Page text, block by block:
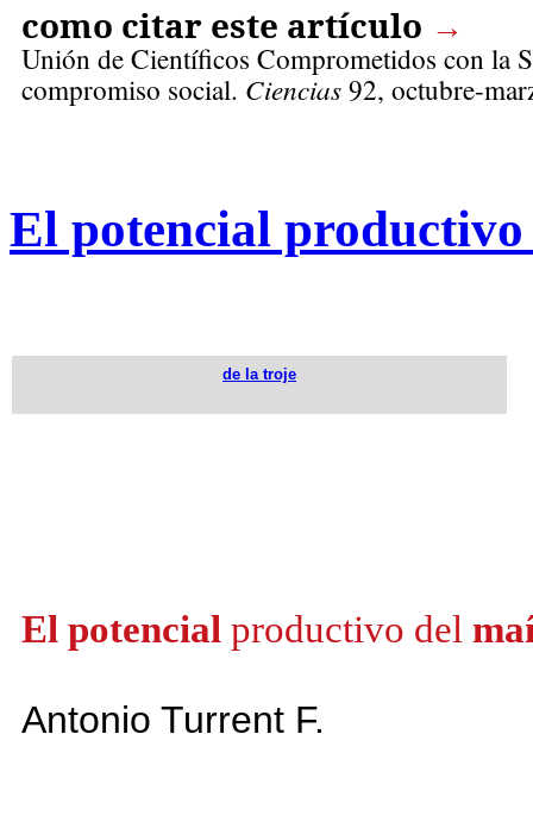
como citar este artículo →
Unión de Científicos Comprometidos con la
compromiso social. Ciencias92, octubre-
El potencial
de la troje
El potencial productivo del
Antonio Turrent F.